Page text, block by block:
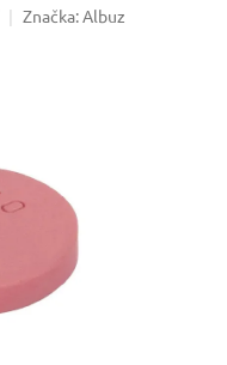
Značka:Albuz